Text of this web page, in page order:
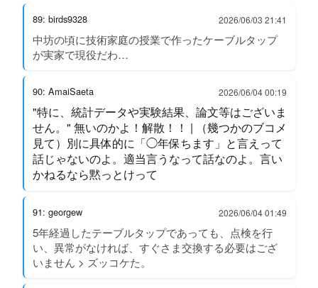
89: birds9328 2026/06/03 21:41
中坊の頃に技術家庭の授業で作ったケーブルタップ
が実家で現役だわ…
90: AmaiSaeta 2026/06/04 00:19
"特に、統計データや実験結果、論文等はございま
せん。" 無いのかよ！解散！！ | （幾つかのブコメ
見て）別に具体的に「◯年保ちます」と言えって
話じゃないのよ。適当言うなって話なのよ。言い
かねるなら黙っとけって
91: georgew 2026/06/04 01:49
5年経過したテーブルタップであっても、点検を行
い、異常がなければ、すぐさま交換する必要はござ
いません > ズッコケた。